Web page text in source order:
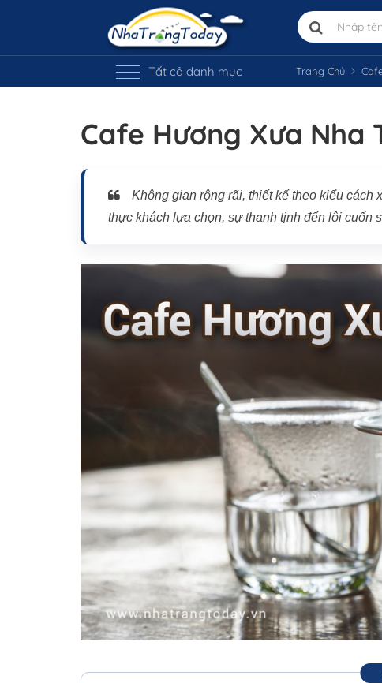
Tất cả danh mục Trang Chủ
Cafe Hương Xưa Nha
Không gian rộng rãi, thiết kế theo kiểu
thực khách lựa chọn, sự thanh tịnh đến lôi cuốn
Vị trí trên bản đồ